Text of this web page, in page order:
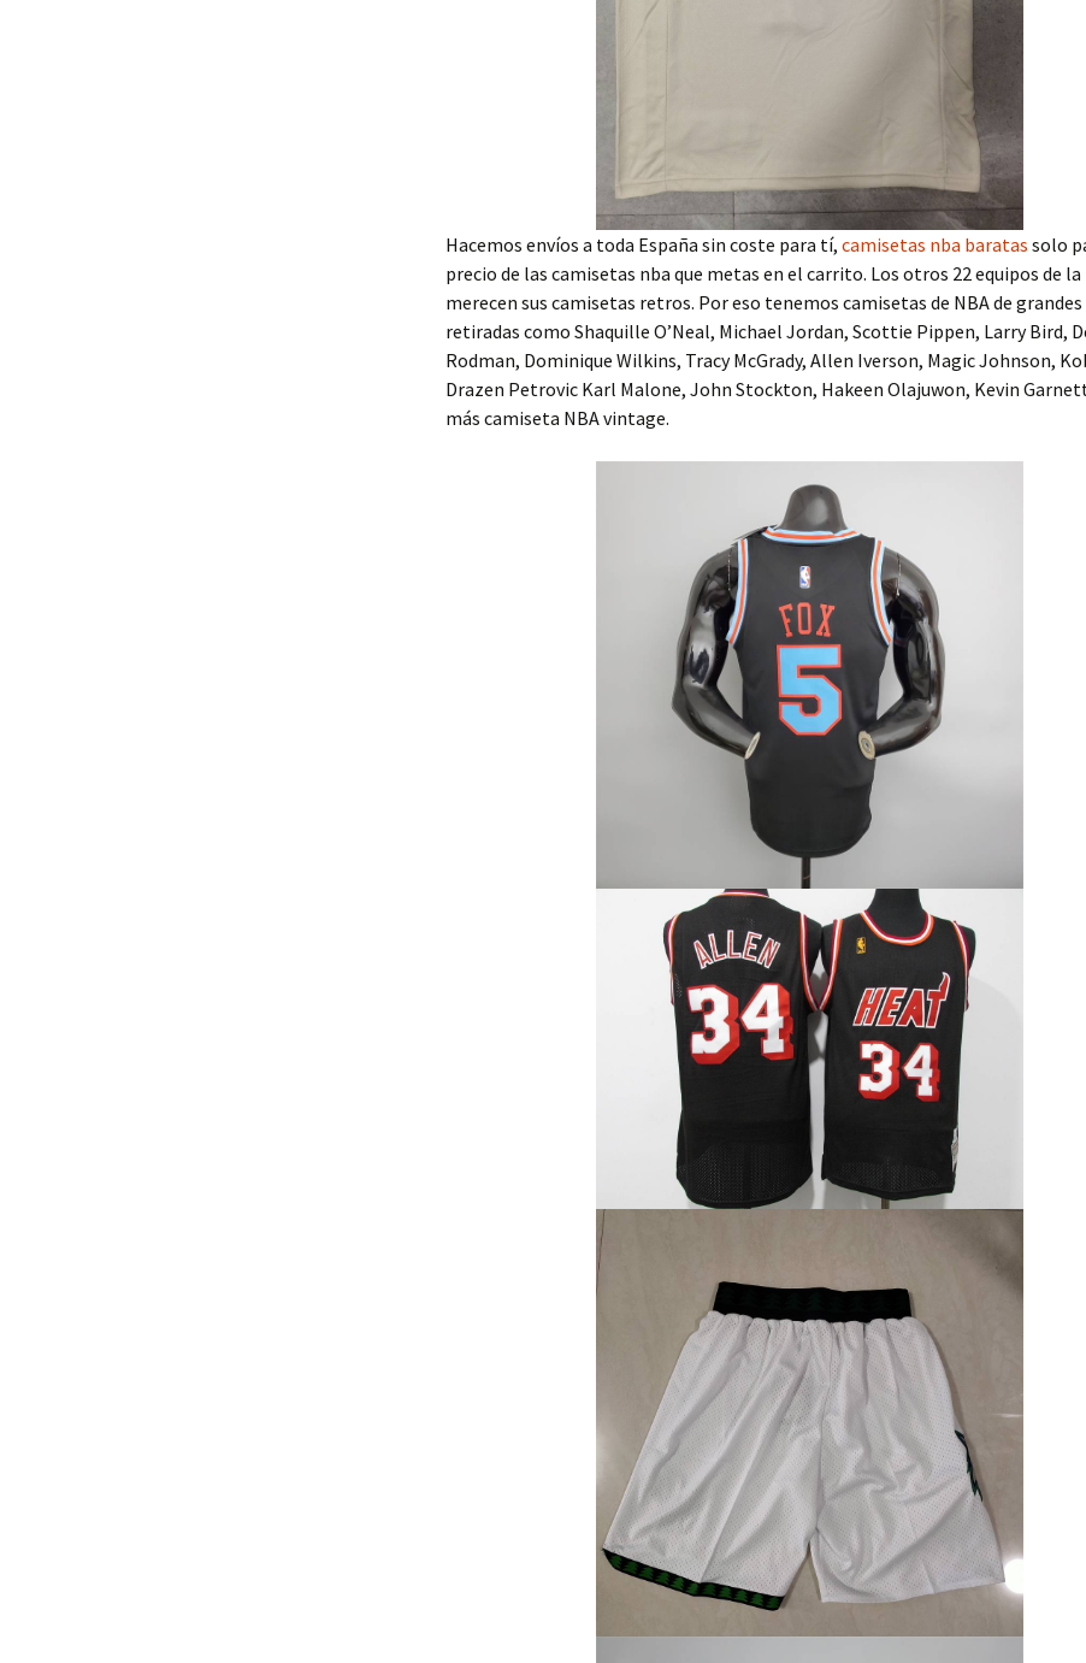
Hacemos envíos a toda España sin coste para tí, camisetas nba baratas solo
precio de las camisetas nba que metas en el carrito. Los otros 22 equipos de la
merecen sus camisetas retros. Por eso tenemos camisetas de NBA de grandes
retiradas como Shaquille O’Neal, Michael Jordan, Scottie Pippen, Larry Bird,
Rodman, Dominique Wilkins, Tracy McGrady, Allen Iverson, Magic Johnson,
Drazen Petrovic Karl Malone, John Stockton, Hakeen Olajuwon, Kevin
más camiseta NBA vintage.